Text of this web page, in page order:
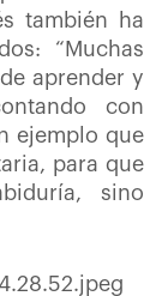
también ha
“Muchas
aprender y
con
ejemplo que
para que
sino